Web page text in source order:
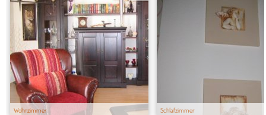
Wohnzimmer Schlafzimmer